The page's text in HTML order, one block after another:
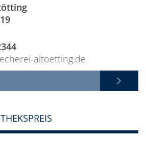
altoetting.de